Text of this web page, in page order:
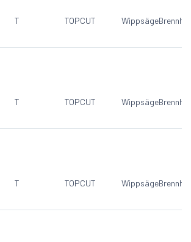
T TOPCUT Wippsäge
T TOPCUT Wippsäge
T TOPCUT Wippsäge